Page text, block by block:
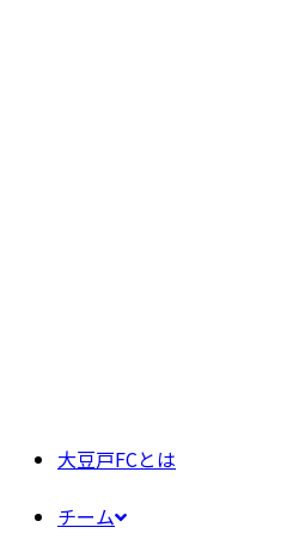
大豆戸FCとは
チーム